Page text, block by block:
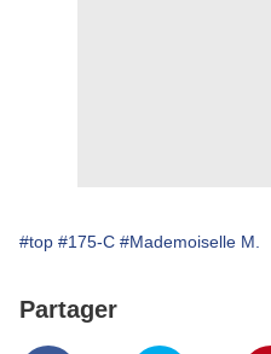
#top #175-C #Mademoiselle M.
Partager